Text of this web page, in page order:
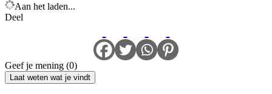
Aan het laden...
Deel
Geef je mening (0)
Laat weten wat je vindt